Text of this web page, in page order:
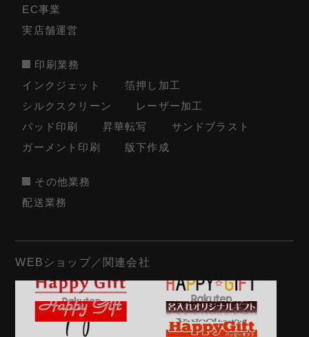
EC事業
実店舗運営
印刷業務
インクジェット
箔押し加工
シルクスクリーン
レーザー加工
パッド印刷
昇華転写
サンドブラスト
ガーメント印刷
版下作成
その他業務
配送業務
WEBショップ／関連会社